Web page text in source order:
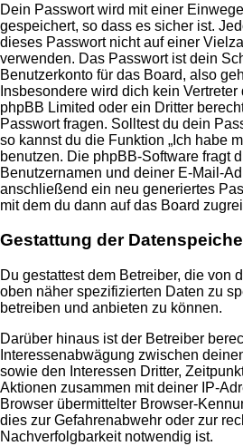
Dein Passwort wird mit einer
gespeichert, so dass es sicher ist.
dieses Passwort nicht auf einer
verwenden. Das Passwort ist dein
Benutzerkonto für das Board, also
Insbesondere wird dich kein
phpBB Limited oder ein Dritter
Passwort fragen. Solltest du dein
so kannst du die Funktion „Ich habe
benutzen. Die phpBB-Software fragt
Benutzernamen und deiner E-Mail-
anschließend ein neu generiertes
mit dem du dann auf das Board
Gestattung der
Du gestattest dem Betreiber, die von
oben näher spezifizierten Daten zu
betreiben und anbieten zu können.
Darüber hinaus ist der Betreiber
Interessenabwägung zwischen
sowie den Interessen Dritter,
Aktionen zusammen mit deiner IP-
Browser übermittelter Browser-
dies zur Gefahrenabwehr oder zur
Nachverfolgbarkeit notwendig ist.